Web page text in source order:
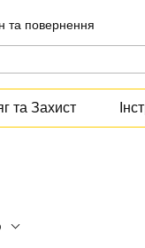
та повернення
та Захист